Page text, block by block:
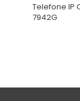
Telefone IP
7942G